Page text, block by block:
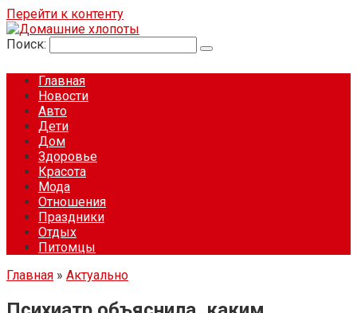
Перейти к контенту
Поиск:
Главная
Новости
Авто
Дети
Дом
Здоровье
Красота
Мода
Отношения
Праздники
Отдых
Питомцы
Главная » Актуально